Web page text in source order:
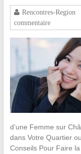
Rencontres-Region
commentaire
d’une Femme sur
dans Votre Quartier
Conseils Pour Faire